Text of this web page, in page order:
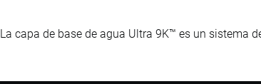
La capa de base de agua Ultra 9K™ es un sistema